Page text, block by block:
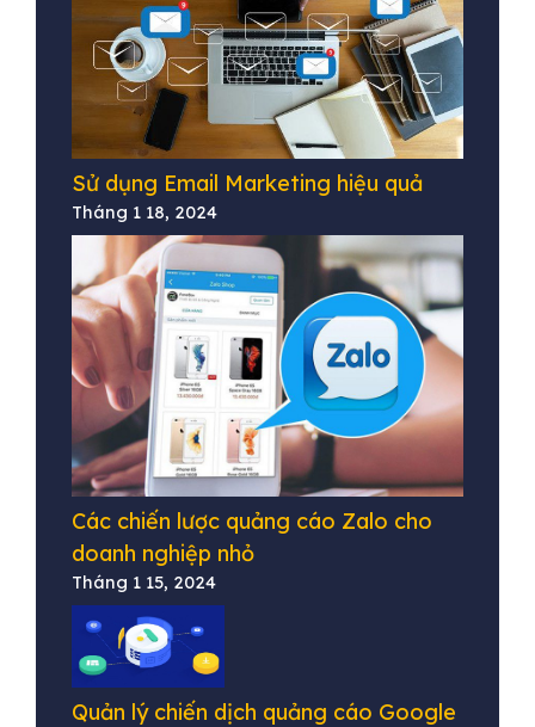
Sử dụng Email Marketing hiệu quả
Tháng 1 18, 2024
Các chiến lược quảng cáo Zalo cho
doanh nghiệp nhỏ
Tháng 1 15, 2024
Quản lý chiến dịch quảng cáo Google